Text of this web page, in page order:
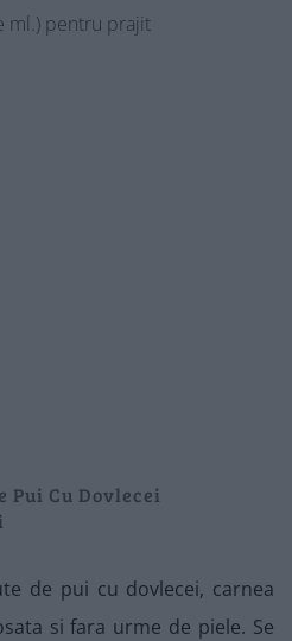
ml.) pentru prajit
Pui Cu Dovlecei
de pui cu dovlecei, carnea
si fara urme de piele. Se